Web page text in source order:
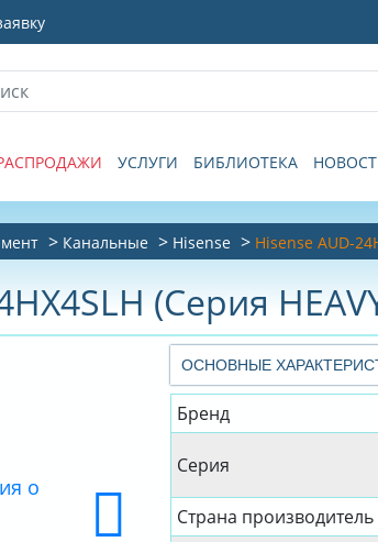
УСЛУГИ БИБЛИОТЕКА
Канальные Hisense Hisense AUD-
(Серия
о
ОСНОВНЫЕ
Бренд
Серия
Страна производитель